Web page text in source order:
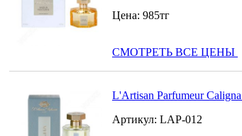
Цена: 985тг
СМОТРЕТЬ ВСЕ ЦЕНЫ
L'Artisan Parfumeur
Артикул: LAP-012